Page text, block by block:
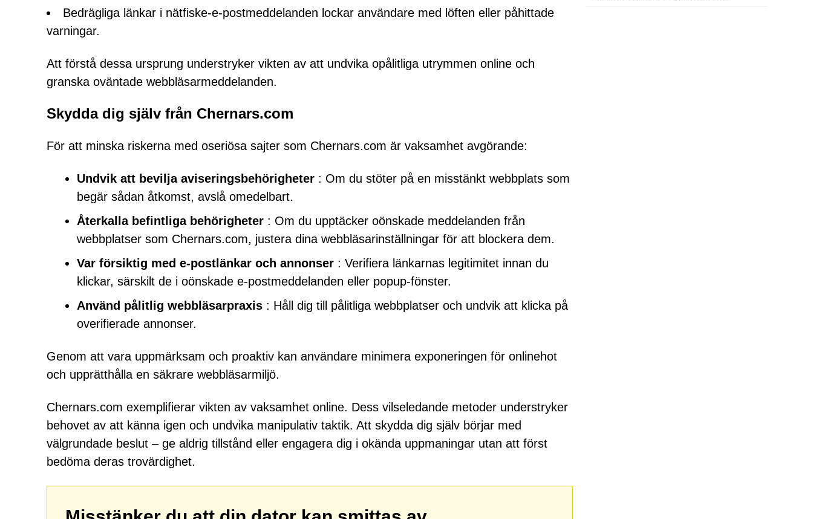
Bedrägliga länkar i nätfiske-e-postmeddelanden lockar användare med löften eller påhittade
varningar.
Att förstå dessa ursprung understryker vikten av att undvika opålitliga utrymmen online och
granska oväntade webbläsarmeddelanden.
Skydda dig själv från Chernars.com
För att minska riskerna med oseriösa sajter som Chernars.com är vaksamhet avgörande:
Undvik att bevilja aviseringsbehörigheter : Om du stöter på en misstänkt webbplats som
begär sådan åtkomst, avslå omedelbart.
Återkalla befintliga behörigheter : Om du upptäcker oönskade meddelanden från
webbplatser som Chernars.com, justera dina webbläsarinställningar för att blockera dem.
Var försiktig med e-postlänkar och annonser : Verifiera länkarnas legitimitet innan du
klickar, särskilt de i oönskade e-postmeddelanden eller popup-fönster.
Använd pålitlig webbläsarpraxis : Håll dig till pålitliga webbplatser och undvik att klicka på
overifierade annonser.
Genom att vara uppmärksam och proaktiv kan användare minimera exponeringen för onlinehot
och upprätthålla en säkrare webbläsarmiljö.
Chernars.com exemplifierar vikten av vaksamhet online. Dess vilseledande metoder understryker
behovet av att känna igen och undvika manipulativ taktik. Att skydda dig själv börjar med
välgrundade beslut – ge aldrig tillstånd eller engagera dig i okända uppmaningar utan att först
bedöma deras trovärdighet.